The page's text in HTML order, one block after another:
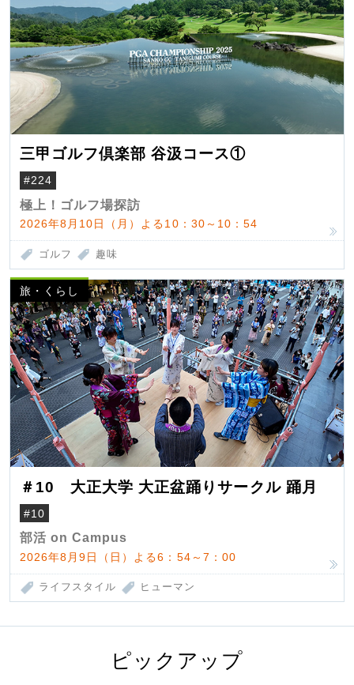
三甲ゴルフ倶楽部 谷汲コース①
#224
極上！ゴルフ場探訪
2026年8月10日（月）よる10：30～10：54
ゴルフ 趣味
旅・くらし
＃10 大正大学 大正盆踊りサークル 踊月
#10
部活 on Campus
2026年8月9日（日）よる6：54～7：00
ライフスタイル ヒューマン
ピックアップ